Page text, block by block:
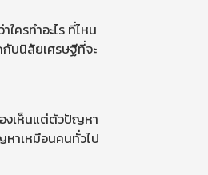
ครทำอะไร ที่ไหน
กับนิสัยเศรษฐีที่จะ
งเห็นแต่ตัวปัญหา
หาเหมือนคนทั่วไป